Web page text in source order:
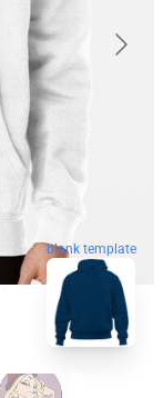
blank template